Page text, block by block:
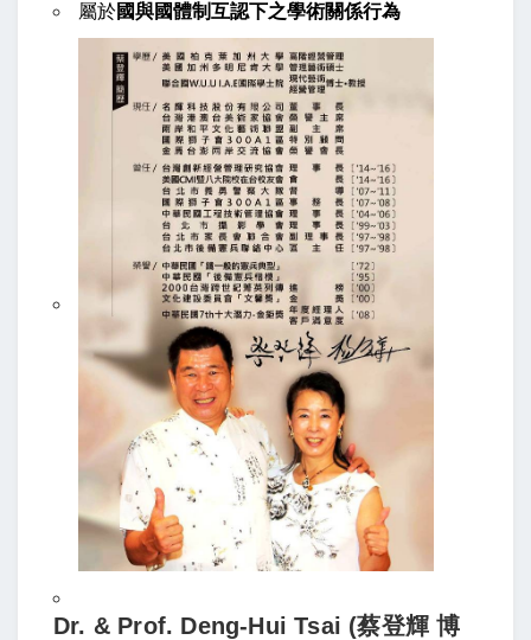
屬於國與國體制互認下之學術關係行為
Dr. & Prof. Deng-Hui Tsai (蔡登輝 博